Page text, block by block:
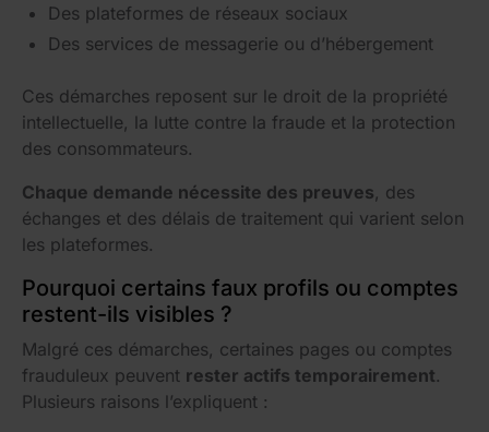
Des plateformes de réseaux sociaux
Des services de messagerie ou d’hébergement
Ces démarches reposent sur le droit de la propriété
intellectuelle, la lutte contre la fraude et la protection
des consommateurs.
Chaque demande nécessite des preuves, des
échanges et des délais de traitement qui varient selon
les plateformes.
Pourquoi certains faux profils ou comptes
restent-ils visibles ?
Malgré ces démarches, certaines pages ou comptes
frauduleux peuvent rester actifs temporairement.
Plusieurs raisons l’expliquent :